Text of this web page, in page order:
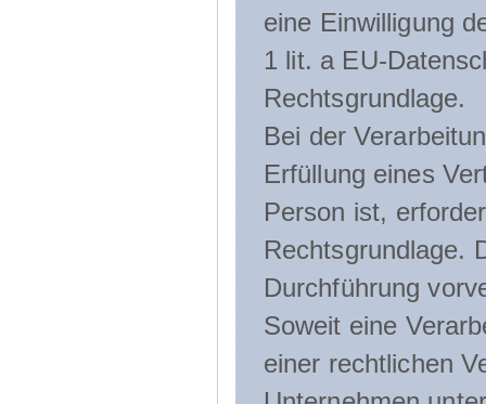
eine Einwilligung
1 lit. a EU-
Rechtsgrundlage.
Bei der
Erfüllung eines
Person ist,
Rechtsgrundlage.
Durchführung
Soweit eine
einer rechtlichen